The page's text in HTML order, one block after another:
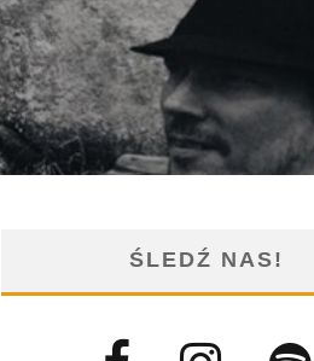
ŚLEDŹ NAS!